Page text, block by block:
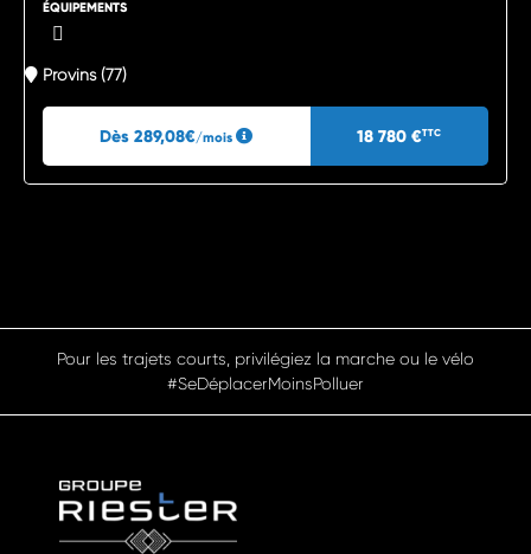
ÉQUIPEMENTS
Provins (77)
Dès 289,08€/mois 18 780 €TTC
Pensez à covoiturer #SeDéplacerMoinsPolluer